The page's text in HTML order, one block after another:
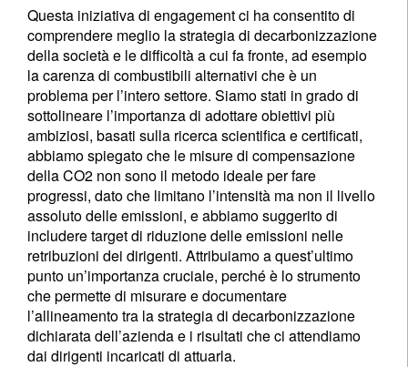
Questa iniziativa di engagement ci ha consentito di
comprendere meglio la strategia di decarbonizzazione
della società e le difficoltà a cui fa fronte, ad esempio
la carenza di combustibili alternativi che è un
problema per l’intero settore. Siamo stati in grado di
sottolineare l’importanza di adottare obiettivi più
ambiziosi, basati sulla ricerca scientifica e certificati,
abbiamo spiegato che le misure di compensazione
della CO2 non sono il metodo ideale per fare
progressi, dato che limitano l’intensità ma non il livello
assoluto delle emissioni, e abbiamo suggerito di
includere target di riduzione delle emissioni nelle
retribuzioni dei dirigenti. Attribuiamo a quest’ultimo
punto un’importanza cruciale, perché è lo strumento
che permette di misurare e documentare
l’allineamento tra la strategia di decarbonizzazione
dichiarata dell’azienda e i risultati che ci attendiamo
dai dirigenti incaricati di attuarla.